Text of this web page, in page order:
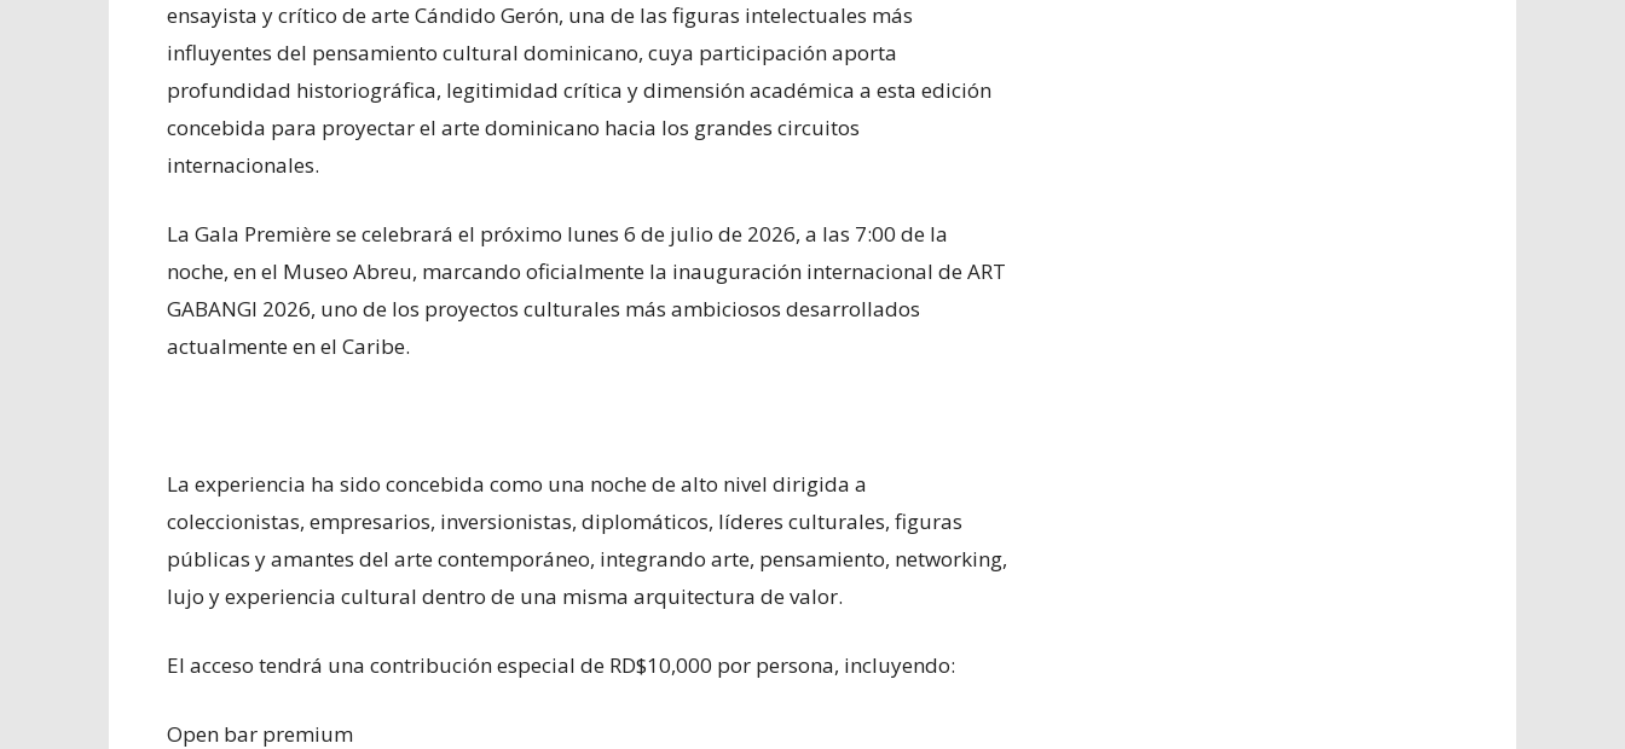
ensayista y crítico de arte Cándido Gerón, una de las figuras intelectuales más
influyentes del pensamiento cultural dominicano, cuya participación aporta
profundidad historiográfica, legitimidad crítica y dimensión académica a esta edición
concebida para proyectar el arte dominicano hacia los grandes circuitos
internacionales.
La Gala Première se celebrará el próximo lunes 6 de julio de 2026, a las 7:00 de la
noche, en el Museo Abreu, marcando oficialmente la inauguración internacional de ART
GABANGI 2026, uno de los proyectos culturales más ambiciosos desarrollados
actualmente en el Caribe.
La experiencia ha sido concebida como una noche de alto nivel dirigida a
coleccionistas, empresarios, inversionistas, diplomáticos, líderes culturales, figuras
públicas y amantes del arte contemporáneo, integrando arte, pensamiento, networking,
lujo y experiencia cultural dentro de una misma arquitectura de valor.
El acceso tendrá una contribución especial de RD$10,000 por persona, incluyendo:
Open bar premium